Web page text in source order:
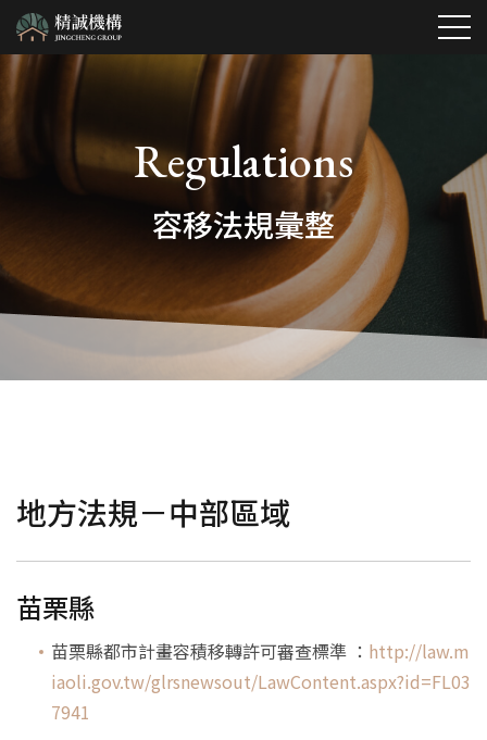
最新消息
專屬服務項目
公設地高價收購服務
全國容積移轉一站式服務
台北市公設地專業代標服務
服務項目
熱銷建案
容移成功案例
容積移轉說明
容移法規彙整
Regulations
容移法規彙整
地方法規－中部區域
苗栗縣
苗栗縣都市計畫容積移轉許可審查標準 ： http://law.m
iaoli.gov.tw/glrsnewsout/LawContent.aspx?id=FL03
7941